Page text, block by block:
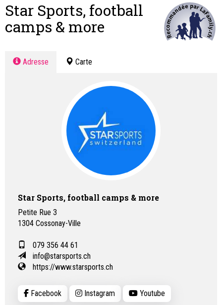
Star Sports, football
camps & more
Adresse Carte
Star Sports, football camps & more
Petite Rue 3
1304 Cossonay-Ville
079 356 44 61
info@starsports.ch
https://www.starsports.ch
Facebook Instagram Youtube